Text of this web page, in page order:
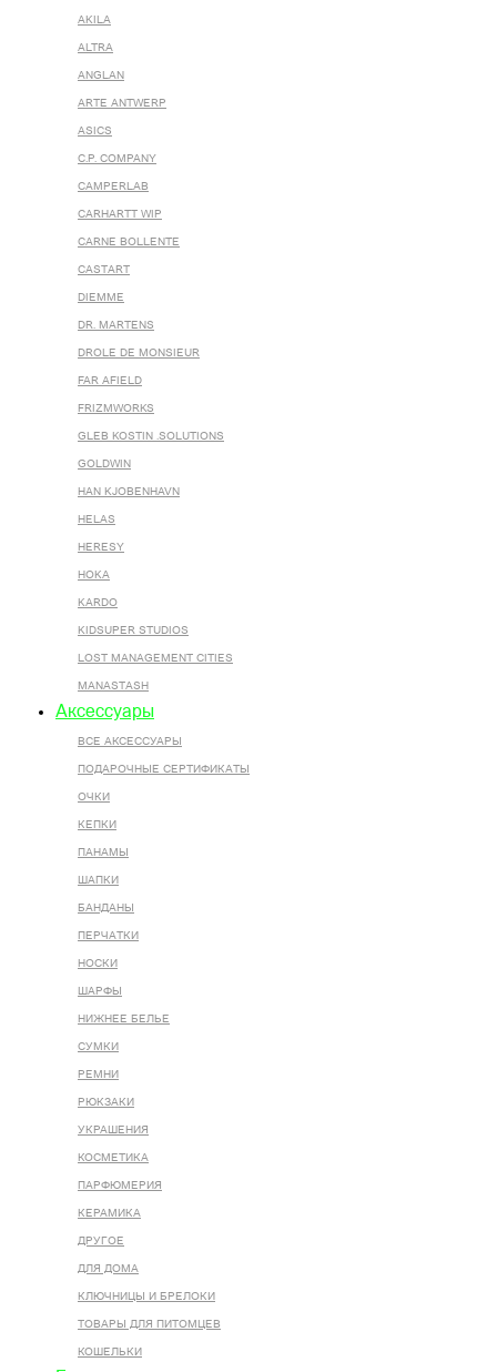
AKILA
ALTRA
ANGLAN
ARTE ANTWERP
ASICS
C.P. COMPANY
CAMPERLAB
CARHARTT WIP
CARNE BOLLENTE
CASTART
DIEMME
DR. MARTENS
DROLE DE MONSIEUR
FAR AFIELD
FRIZMWORKS
GLEB KOSTIN .SOLUTIONS
GOLDWIN
HAN KJOBENHAVN
HELAS
HERESY
HOKA
KARDO
KIDSUPER STUDIOS
LOST MANAGEMENT CITIES
MANASTASH
Аксессуары
ВСЕ AКСЕССУАРЫ
ПОДАРОЧНЫЕ СЕРТИФИКАТЫ
ОЧКИ
КЕПКИ
ПАНАМЫ
ШАПКИ
БАНДАНЫ
ПЕРЧАТКИ
НОСКИ
ШАРФЫ
НИЖНЕЕ БЕЛЬЕ
СУМКИ
РЕМНИ
РЮКЗАКИ
УКРАШЕНИЯ
КОСМЕТИКА
ПАРФЮМЕРИЯ
КЕРАМИКА
ДРУГОЕ
ДЛЯ ДОМА
КЛЮЧНИЦЫ И БРЕЛОКИ
ТОВАРЫ ДЛЯ ПИТОМЦЕВ
КОШЕЛЬКИ